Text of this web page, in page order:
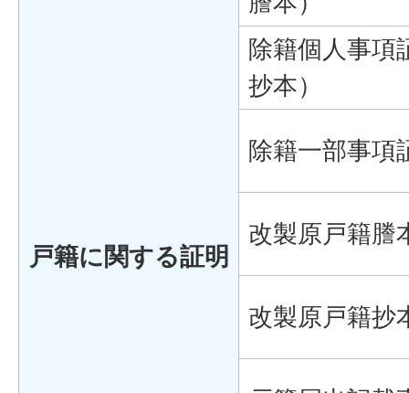
戸籍に関する証明
除籍個人事項
抄本）
除籍一部事項
改製原戸籍謄
改製原戸籍抄